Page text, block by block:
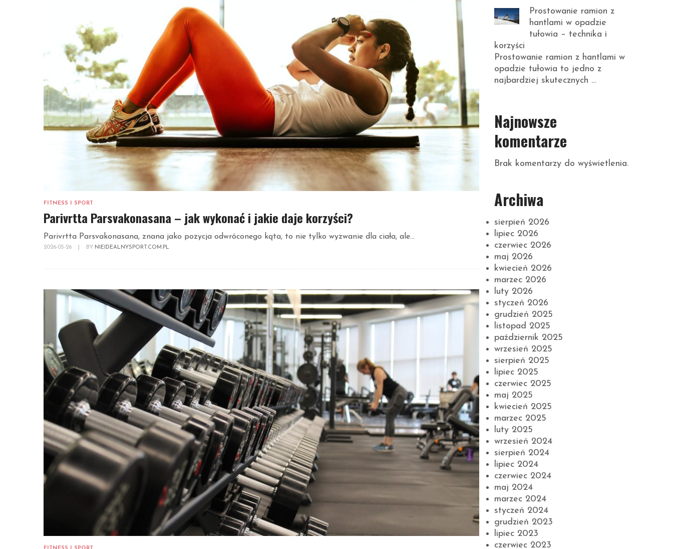
FITNESS I SPORT
Parivrtta Parsvakonasana – jak wykonać i jakie daje korzyści?
Parivrtta Parsvakonasana, znana jako pozycja odwróconego kąta, to nie tylko wyzwanie dla ciała, ale...
2026-05-26 BY NIEIDEALNYSPORT.COM.PL
Prostowanie ramion z
hantlami w opadzie
tułowia – technika i
korzyści
Prostowanie ramion z hantlami w
opadzie tułowia to jedno z
najbardziej skutecznych …
Najnowsze
komentarze
Brak komentarzy do wyświetlenia.
Archiwa
sierpień 2026
lipiec 2026
czerwiec 2026
maj 2026
kwiecień 2026
marzec 2026
luty 2026
styczeń 2026
grudzień 2025
listopad 2025
październik 2025
wrzesień 2025
sierpień 2025
lipiec 2025
czerwiec 2025
maj 2025
kwiecień 2025
marzec 2025
luty 2025
wrzesień 2024
sierpień 2024
lipiec 2024
czerwiec 2024
maj 2024
marzec 2024
styczeń 2024
grudzień 2023
lipiec 2023
czerwiec 2023